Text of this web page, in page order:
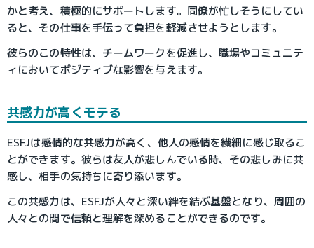
かと考え、積極的にサポートします。同僚が忙しそうにしてい
ると、その仕事を手伝って負担を軽減させようとします。
彼らのこの特性は、チームワークを促進し、職場やコミュニテ
ィにおいてポジティブな影響を与えます。
共感力が高くモテる
ESFJは感情的な共感力が高く、他人の感情を繊細に感じ取るこ
とができます。彼らは友人が悲しんでいる時、その悲しみに共
感し、相手の気持ちに寄り添います。
この共感力は、ESFJが人々と深い絆を結ぶ基盤となり、周囲の
人々との間で信頼と理解を深めることができるのです。